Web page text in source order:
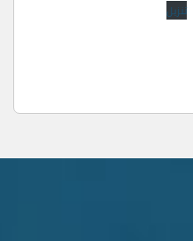
تنزيل